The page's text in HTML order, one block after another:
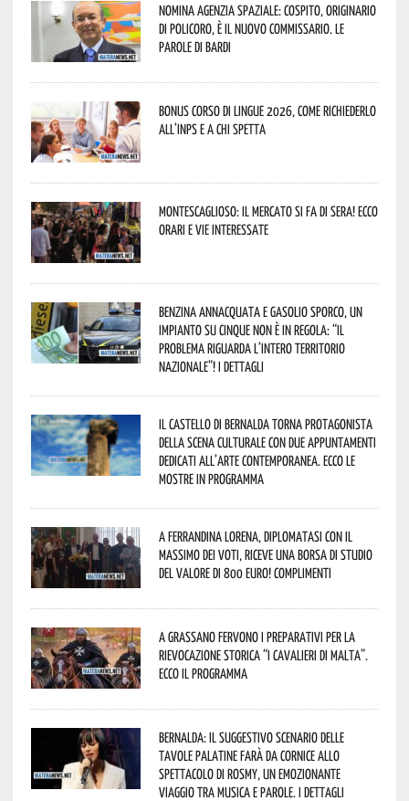
Nomina Agenzia Spaziale: Cospito, originario
di Policoro, è il nuovo commissario. Le
parole di Bardi
Bonus corso di lingue 2026, come richiederlo
all’INPS e a chi spetta
Montescaglioso: il mercato si fa di sera! Ecco
orari e vie interessate
Benzina annacquata e gasolio sporco, un
impianto su cinque non è in regola: “il
problema riguarda l’intero territorio
Nazionale”! I dettagli
Il Castello di Bernalda torna protagonista
della scena culturale con due appuntamenti
dedicati all’arte contemporanea. Ecco le
mostre in programma
A Ferrandina Lorena, diplomatasi con il
massimo dei voti, riceve una borsa di studio
del valore di 800 euro! Complimenti
A Grassano fervono i preparativi per la
Rievocazione Storica “I CAVALIERI DI MALTA”.
Ecco il programma
Bernalda: il suggestivo scenario delle
Tavole Palatine farà da cornice allo
spettacolo di Rosmy, un emozionante
viaggio tra musica e parole. I dettagli